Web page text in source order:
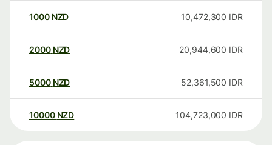
1000 NZD 10,472,300 IDR
2000 NZD 20,944,600 IDR
5000 NZD 52,361,500 IDR
10000 NZD 104,723,000 IDR